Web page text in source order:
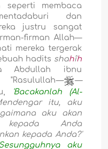
seperti membaca
dan
justru sangat
firman Allah—
mereka tergerak
hadits shahîh
Abdullah ibnu
—
—
'Bacakanlah (Al-
itu,
aku
aku akan
kepada Anda
kepada Anda?'
aku